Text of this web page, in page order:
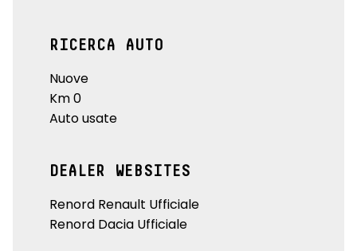
RICERCA AUTO
Nuove
Km 0
Auto usate
DEALER WEBSITES
Renord Renault Ufficiale
Renord Dacia Ufficiale